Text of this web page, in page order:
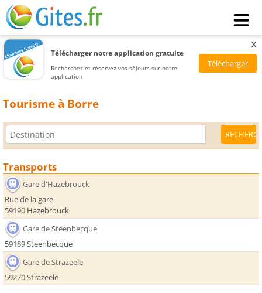
Télécharger notre application gratuite
Recherchez et réservez vos séjours sur notre
application
x
Tourisme à Borre
Transports
Gare d'Hazebrouck
Rue de la gare
59190 Hazebrouck
Gare de Steenbecque
59189 Steenbecque
Gare de Strazeele
59270 Strazeele